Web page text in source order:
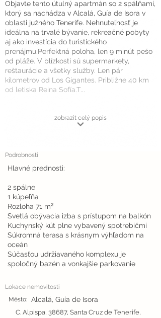
Objavte tento útulný apartmán so 2 spálňami,
ktorý sa nachádza v Alcalá, Guía de Isora v
oblasti južného Tenerife. Nehnuteľnosť je
ideálna na trvalé bývanie, rekreačné pobyty
aj ako investícia do turistického
prenájmu.Perfektná poloha, len 9 minút pešo
od pláže. V blízkosti sú supermarkety,
reštaurácie a všetky služby. Len pár
kilometrov od Los Gigantes. Približne 40 km
od letiska Reina Sofía.T...
zobrazit celý popis
Podrobnosti
Hlavné prednosti:
2 spálne
1 kúpeľňa
Rozloha 71 m²
Svetlá obývacia izba s prístupom na balkón
Kuchynský kút plne vybavený spotrebičmi
Súkromná terasa s krásnym výhľadom na
oceán
Súčasťou udržiavaného komplexu je
spoločný bazén a vonkajšie parkovanie
Lokace nemovitosti
Město: Alcalá, Guía de Isora
C. Alpispa, 38687, Santa Cruz de Tenerife,